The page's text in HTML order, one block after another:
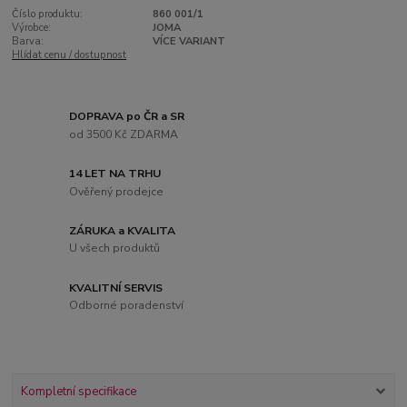
Číslo produktu:
860 001/1
Výrobce:
JOMA
Barva:
VÍCE VARIANT
Hlídat cenu / dostupnost
DOPRAVA po ČR a SR
od 3500 Kč ZDARMA
14 LET NA TRHU
Ověřený prodejce
ZÁRUKA a KVALITA
U všech produktů
KVALITNÍ SERVIS
Odborné poradenství
Kompletní specifikace